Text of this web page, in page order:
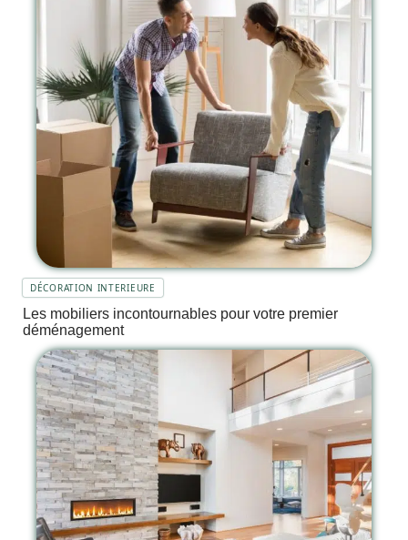
DÉCORATION INTERIEURE
Les mobiliers incontournables pour votre premier
déménagement